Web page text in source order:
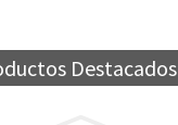
Destacados